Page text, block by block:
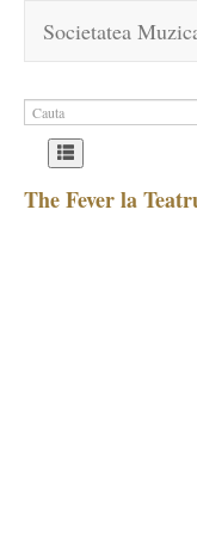
Societatea
The Fever la